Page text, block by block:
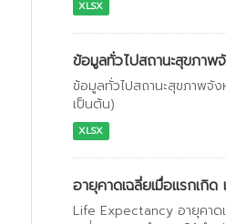
XLSX
ข้อมูลทั่วไปสถานะสุขภา
ข้อมูลทั่วไปสถานะสุขภาพจั
เป็นต้น)
XLSX
อายุคาดเฉลี่ยเมื่อแรกเกิ
Life Expectancy อายุคาด